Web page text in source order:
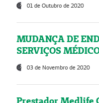
01 de Outubro de 2020
MUDANÇA DE
SERVIÇOS
03 de Novembro de 2020
Prestador Medlife